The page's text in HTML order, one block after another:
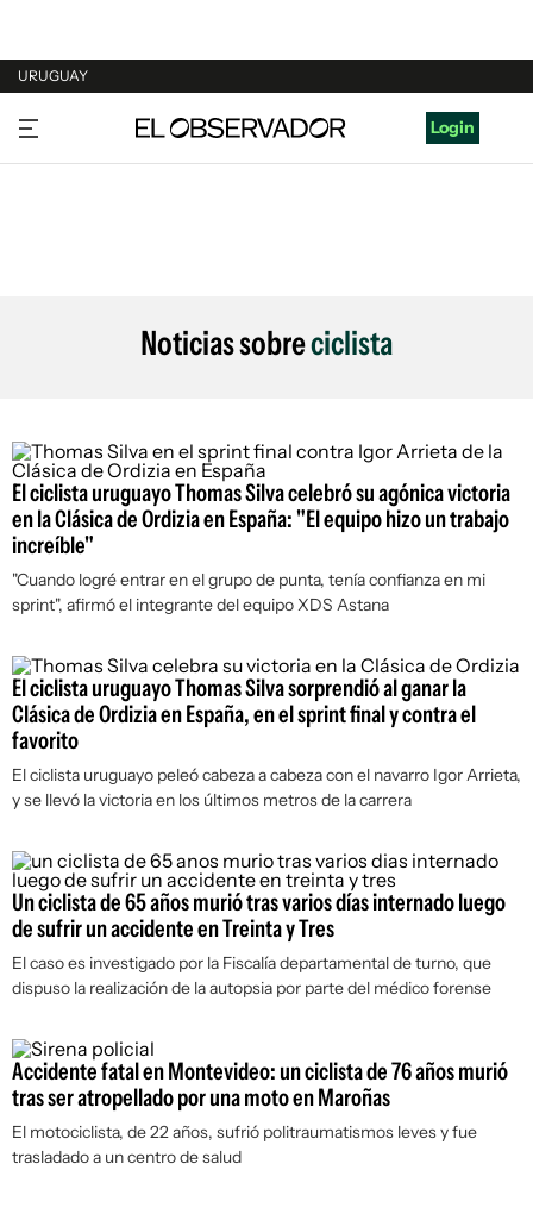
URUGUAY
URUGUAY
ARGENTINA
Login
Noticias sobreciclista
El ciclista uruguayo Thomas Silva celebró su agónica victoria
en la Clásica de Ordizia en España: "El equipo hizo un trabajo
increíble"
"Cuando logré entrar en el grupo de punta, tenía confianza en mi
sprint", afirmó el integrante del equipo XDS Astana
El ciclista uruguayo Thomas Silva sorprendió al ganar la
Clásica de Ordizia en España, en el sprint final y contra el
favorito
El ciclista uruguayo peleó cabeza a cabeza con el navarro Igor Arrieta,
y se llevó la victoria en los últimos metros de la carrera
Un ciclista de 65 años murió tras varios días internado luego
de sufrir un accidente en Treinta y Tres
El caso es investigado por la Fiscalía departamental de turno, que
dispuso la realización de la autopsia por parte del médico forense
Accidente fatal en Montevideo: un ciclista de 76 años murió
tras ser atropellado por una moto en Maroñas
El motociclista, de 22 años, sufrió politraumatismos leves y fue
trasladado a un centro de salud